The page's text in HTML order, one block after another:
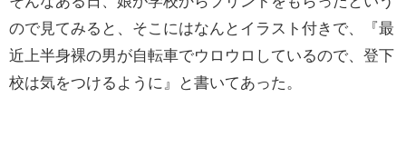
ので見てみると、そこにはなんとイラスト付きで、『最
近上半身裸の男が自転車でウロウロしているので、登下
校は気をつけるように』と書いてあった。